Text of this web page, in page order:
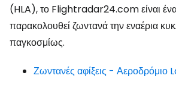
(HLA), το Flightradar24.com είναι
παρακολουθεί ζωντανά την εναέρια
παγκοσμίως.
Ζωντανές αφίξεις -